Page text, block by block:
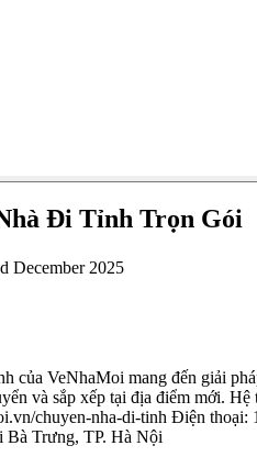
Đi Tỉnh Trọn Gói
December 2025
VeNhaMoi mang đến giải
và sắp xếp tại địa điểm mới.
chuyen-nha-di-tinh Điện
Bà Trưng, TP. Hà Nội